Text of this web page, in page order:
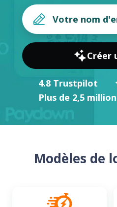
SE
Créer
4.8 Trustpilot
Plus de 2,5
Modèles de